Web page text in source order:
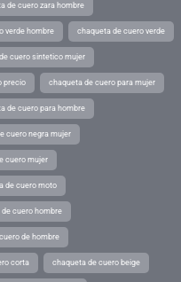
de cuero zara hombre
verde hombre chaqueta de cuero verde
cuero sintetico mujer
precio chaqueta de cuero para mujer
de cuero para hombre
cuero negra mujer
cuero mujer
de cuero moto
cuero hombre
de hombre
corta chaqueta de cuero beige